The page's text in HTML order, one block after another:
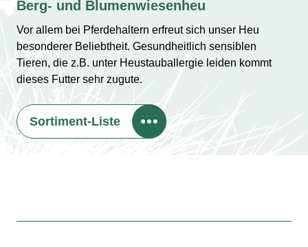
Berg- und Blumenwiesenheu
Vor allem bei Pferdehaltern erfreut sich unser Heu
besonderer Beliebtheit. Gesundheitlich sensiblen
Tieren, die z.B. unter Heustauballergie leiden kommt
dieses Futter sehr zugute.
Sortiment-Liste